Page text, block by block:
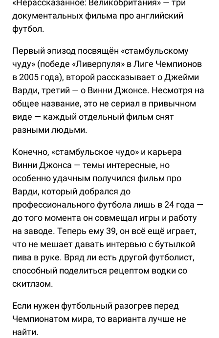
«Нерассказанное: Великобритания» — три
документальных фильма про английский
футбол.
Первый эпизод посвящён «стамбульскому
чуду» (победе «Ливерпуля» в Лиге Чемпионов
в 2005 года), второй рассказывает о Джейми
Варди, третий — о Винни Джонсе. Несмотря на
общее название, это не сериал в привычном
виде — каждый отдельный фильм снят
разными людьми.
Конечно, «стамбульское чудо» и карьера
Винни Джонса — темы интересные, но
особенно удачным получился фильм про
Варди, который добрался до
профессионального футбола лишь в 24 года —
до того момента он совмещал игры и работу
на заводе. Теперь ему 39, он всё ещё играет,
что не мешает давать интервью с бутылкой
пива в руке. Вряд ли есть другой футболист,
способный поделиться рецептом водки со
скитлзом.
Если нужен футбольный разогрев перед
Чемпионатом мира, то варианта лучше не
найти.